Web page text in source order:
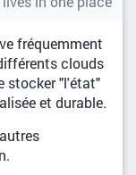
fréquemment
clouds
stocker "l'état"
et durable.